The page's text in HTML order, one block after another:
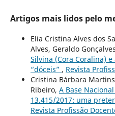
Artigos mais lidos pelo
Elia Cristina Alves dos
Alves, Geraldo
Silvina (Cora Coralina)
“dóceis” , Revista
Cristina Bárbara
Ribeiro, A Base
13.415/2017: uma
Revista Profissão